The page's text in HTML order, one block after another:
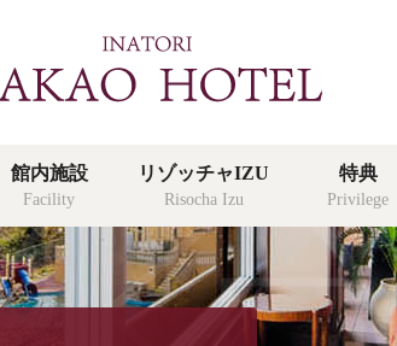
特典
館内施設
Facility
リゾッチャIZU
Risocha Izu
特典
Privilege